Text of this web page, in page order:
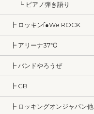
┗ ピアノ弾き語り
┣ ロッキンf●We ROCK
┣ アリーナ37℃
┣ バンドやろうぜ
┣ GB
┣ ロッキングオンジャパン他